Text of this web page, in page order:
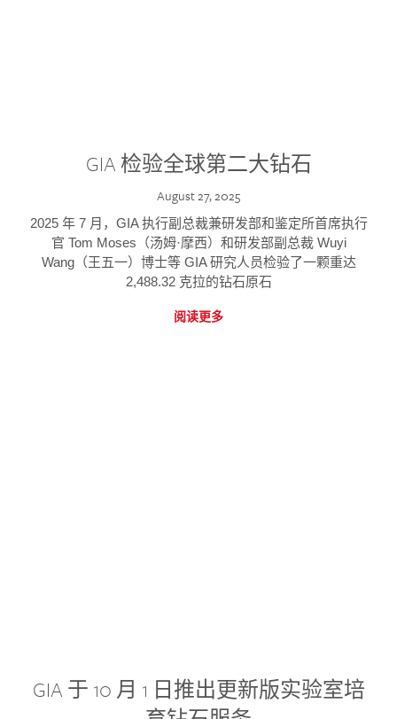
GIA 检验全球第二大钻石
August 27, 2025
2025 年 7 月，GIA 执行副总裁兼研发部和鉴定所首席执行
官 Tom Moses（汤姆·摩西）和研发部副总裁 Wuyi
Wang（王五一）博士等 GIA 研究人员检验了一颗重达
2,488.32 克拉的钻石原石
阅读更多
GIA 于 10 月 1 日推出更新版实验室培